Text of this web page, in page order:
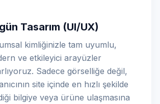
Tasarım (UI/UX)
kimliğinizle tam uyumlu,
ve etkileyici arayüzler
Sadece görselliğe değil,
site içinde en hızlı şekilde
bilgiye veya ürüne ulaşmasına